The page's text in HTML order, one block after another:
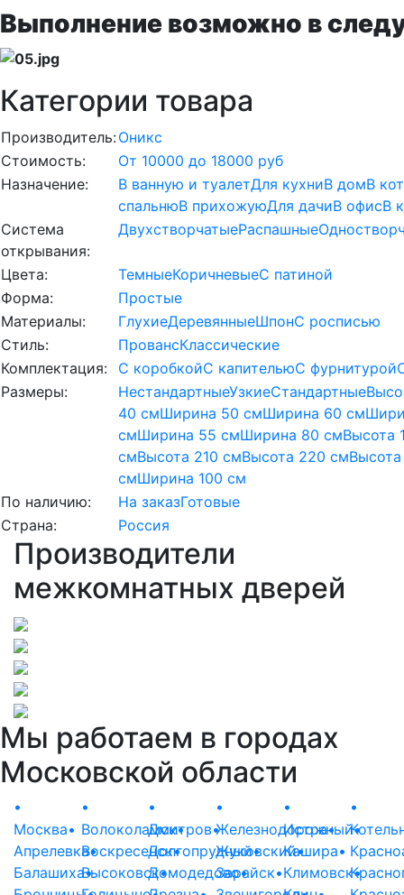
Выполнение возможно в
Категории товара
Производитель:Оникс
Стоимость:
От 10000 до 18000 руб
Назначение:
В ванную и туалетДля кухниВ домВ
спальнюВ прихожуюДля дачиВ офисВ
Система
открывания:
ДвухстворчатыеРаспашные
Цвета: ТемныеКоричневыеС патиной
Форма:
Простые
Материалы:
ГлухиеДеревянныеШпонС росписью
Стиль:
ПровансКлассические
Комплектация:
С коробкойС капительюС фурнитурой
Размеры:
НестандартныеУзкиеСтандартные
40 смШирина 50 смШирина 60 см
смШирина 55 смШирина 80 смВысота
смВысота 210 смВысота 220 см
смШирина 100 см
По наличию:
На заказГотовые
Страна:
Россия
Производители
межкомнатных дверей
Мы работаем в городах
Московской области
•
Москва•
Апрелевка•
Балашиха•
•
Волоколамск•
Воскресенск•
Высоковск•
•
Дмитров•
Долгопрудный•
Домодедово•
•
Железнодорожный•
Жуковский•
Зарайск•
•
Истра•
Кашира•
Климовск•
•